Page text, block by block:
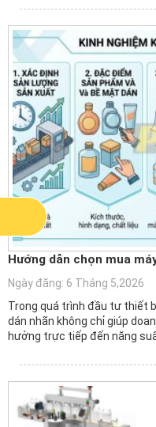
Hướng dẫn chọn mua
Ngày đăng: 6 Tháng 5,2026
Trong quá trình đầu tư thiết
dán nhãn không chỉ giúp
hưởng trực tiếp đến năng